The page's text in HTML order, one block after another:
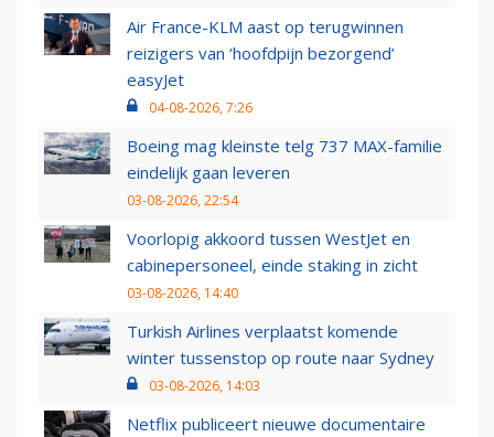
Air France-KLM aast op terugwinnen
reizigers van ‘hoofdpijn bezorgend’
easyJet
04-08-2026, 7:26
Boeing mag kleinste telg 737 MAX-familie
eindelijk gaan leveren
03-08-2026, 22:54
Voorlopig akkoord tussen WestJet en
cabinepersoneel, einde staking in zicht
03-08-2026, 14:40
Turkish Airlines verplaatst komende
winter tussenstop op route naar Sydney
03-08-2026, 14:03
Netflix publiceert nieuwe documentaire